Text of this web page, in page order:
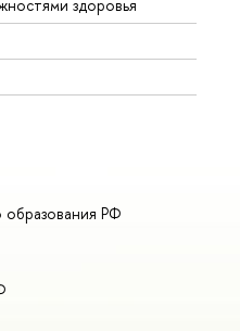
здоровья
РФ